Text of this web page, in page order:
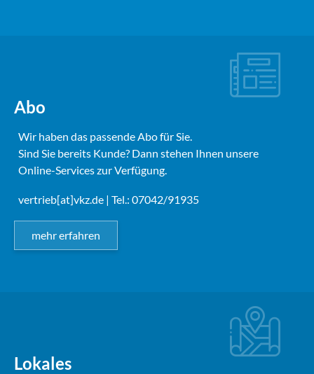
Abo
Wir haben das passende Abo für Sie.
Sind Sie bereits Kunde? Dann stehen Ihnen unsere
Online-Services zur Verfügung.
vertrieb[at]vkz.de | Tel.: 07042/91935
mehr erfahren
Lokales